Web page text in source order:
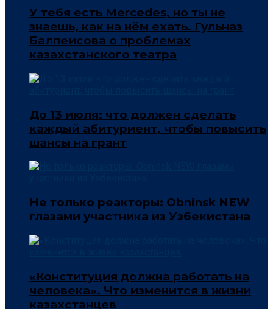
У тебя есть Mercedes, но ты не
знаешь, как на нём ехать. Гульназ
Балпеисова о проблемах
казахстанского театра
До 13 июля: что должен сделать
каждый абитуриент, чтобы повысить
шансы на грант
Не только реакторы: Obninsk NEW
глазами участника из Узбекистана
«Конституция должна работать на
человека». Что изменится в жизни
казахстанцев